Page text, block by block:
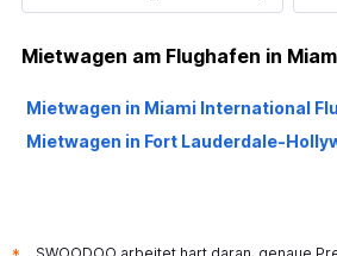
Mietwagen am Flughafen in
Mietwagen in Miami International
Mietwagen in Fort Lauderdale-